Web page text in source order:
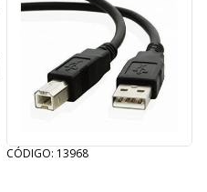
CÓDIGO: 13968